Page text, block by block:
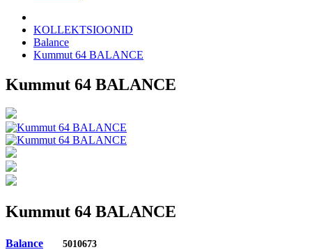
KOLLEKTSIOONID
Balance
Kummut 64 BALANCE
Kummut 64 BALANCE
Kummut 64 BALANCE
Balance 5010673